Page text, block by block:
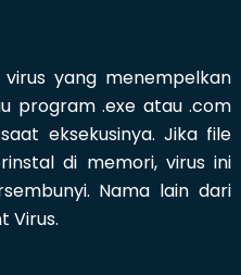
yang menempelkan
program .exe atau .com
eksekusinya. Jika file
di memori, virus ini
Nama lain dari
Virus.